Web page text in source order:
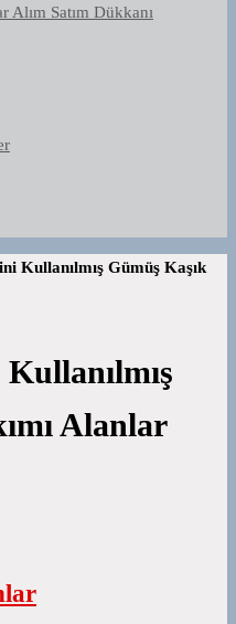
Satım Dükkanı
Kullanılmış Gümüş Kaşık
Alanlar